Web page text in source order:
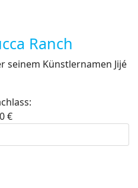
Ranch
seinem Künstlernamen Jijé
€